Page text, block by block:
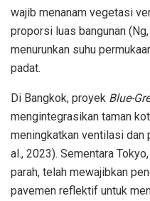
wajib menanam vegetasi
proporsi luas bangunan
menurunkan suhu
padat.
Di Bangkok, proyek Blue-
mengintegrasikan taman
meningkatkan ventilasi dan
al., 2023). Sementara
parah, telah mewajibkan
pavemen reflektif untuk